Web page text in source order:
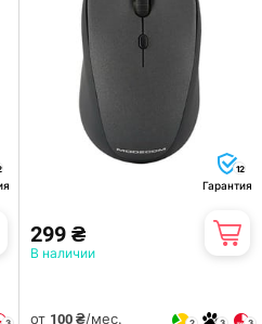
12
Гарантия
299 ₴
В наличии
от 100 ₴/мес.